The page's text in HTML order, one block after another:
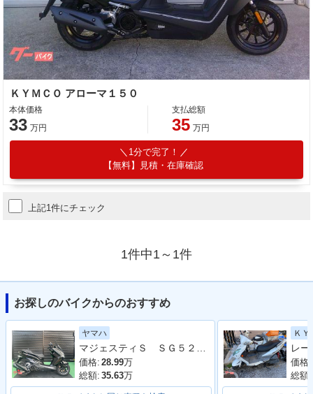
ＫＹＭＣＯ アローマ１５０
本体価格
33 万円
支払総額
35 万円
1分で完了！
【無料】見積・在庫確認
上記1件にチェック
1件中1～1件
お探しのバイクからのおすすめ
ヤマハ
価格: 28.99万
総額: 35.63万
ＫＹ
価格:
総額: